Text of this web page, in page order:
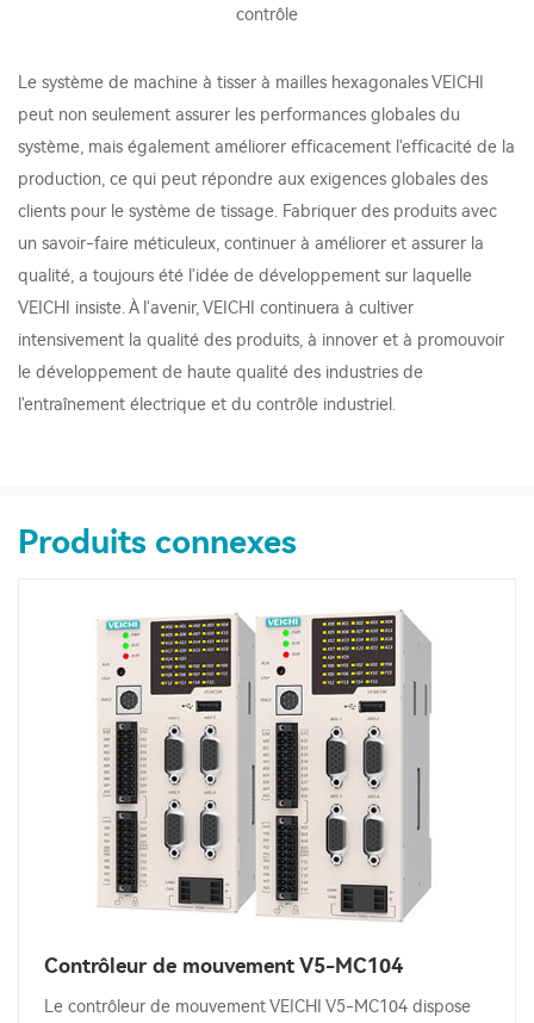
contrôle
Le système de machine à tisser à mailles hexagonales VEICHI
peut non seulement assurer les performances globales du
système, mais également améliorer efficacement l'efficacité de la
production, ce qui peut répondre aux exigences globales des
clients pour le système de tissage. Fabriquer des produits avec
un savoir-faire méticuleux, continuer à améliorer et assurer la
qualité, a toujours été l'idée de développement sur laquelle
VEICHI insiste. À l'avenir, VEICHI continuera à cultiver
intensivement la qualité des produits, à innover et à promouvoir
le développement de haute qualité des industries de
l'entraînement électrique et du contrôle industriel.
Produits connexes
Contrôleur de mouvement V5-MC104
Le contrôleur de mouvement VEICHI V5-MC104 dispose